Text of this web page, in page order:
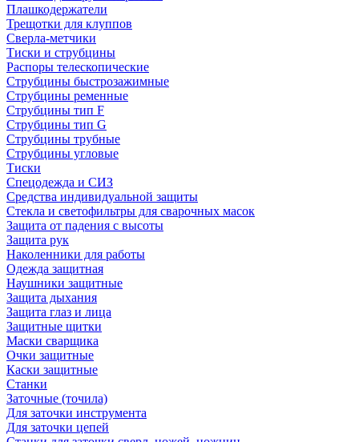
Плашкодержатели
Трещотки для клуппов
Сверла-метчики
Тиски и струбцины
Распоры телескопические
Струбцины быстрозажимные
Струбцины ременные
Струбцины тип F
Струбцины тип G
Струбцины трубные
Струбцины угловые
Тиски
Спецодежда и СИЗ
Средства индивидуальной защиты
Стекла и светофильтры для сварочных масок
Защита от падения с высоты
Защита рук
Наколенники для работы
Одежда защитная
Наушники защитные
Защита дыхания
Защита глаз и лица
Защитные щитки
Маски сварщика
Очки защитные
Каски защитные
Станки
Заточные (точила)
Для заточки инструмента
Для заточки цепей